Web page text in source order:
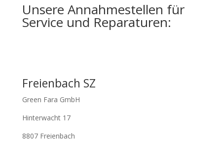
Unsere Annahmestellen für
Service und Reparaturen:
Freienbach SZ
Green Fara GmbH
Hinterwacht 17
8807 Freienbach